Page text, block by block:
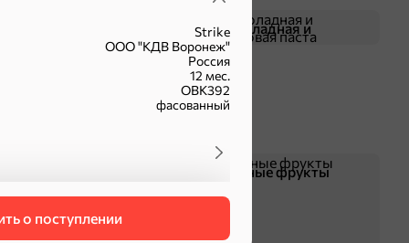
Strike
ООО "КДВ Воронеж"
Россия
12 мес.
ОВК392
фасованный
о поступлении
Шоколадная и
арахисовая паста
Сушеные фрукты